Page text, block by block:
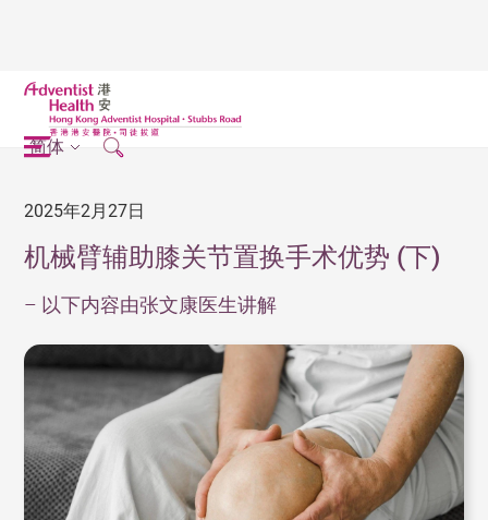
简体
2025年2月27日
机械臂辅助膝关节置换手术优势 (下)
– 以下内容由张文康医生讲解